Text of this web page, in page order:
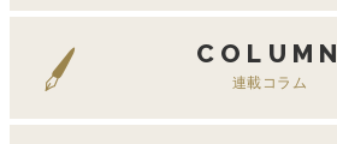
COLUMN
連載コラム